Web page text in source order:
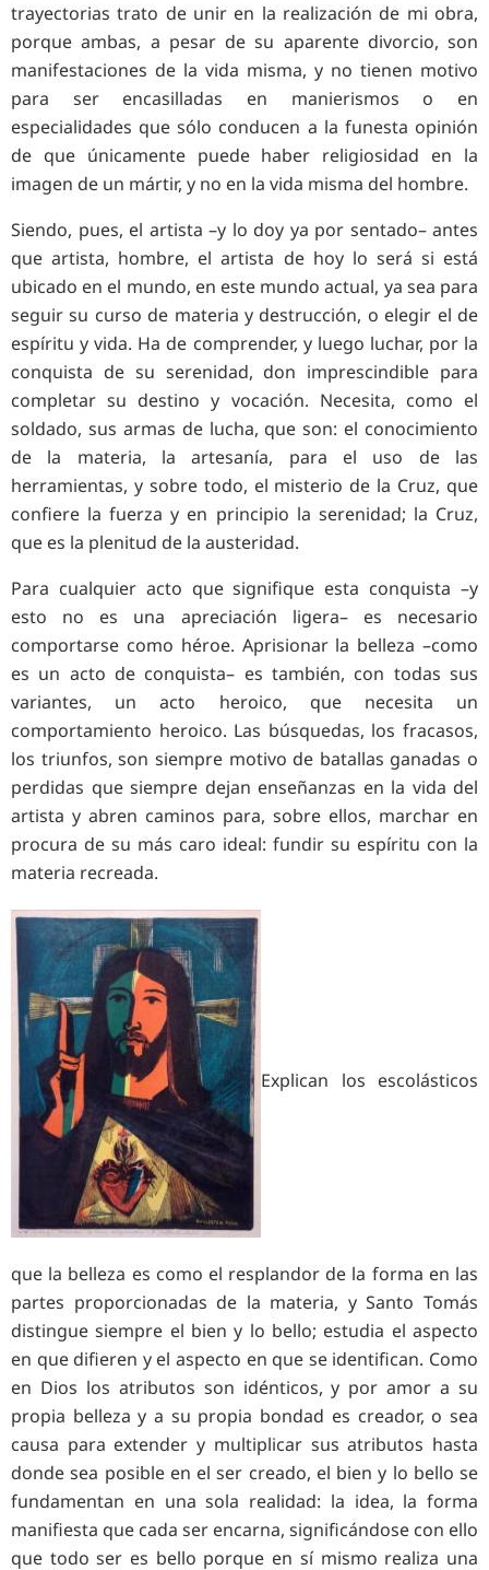
trayectorias trato de unir en la realización de mi obra,
porque ambas, a pesar de su aparente divorcio, son
manifestaciones de la vida misma, y no tienen motivo
para ser encasilladas en manierismos o en
especialidades que sólo conducen a la funesta opinión
de que únicamente puede haber religiosidad en la
imagen de un mártir, y no en la vida misma del hombre.
Siendo, pues, el artista –y lo doy ya por sentado– antes
que artista, hombre, el artista de hoy lo será si está
ubicado en el mundo, en este mundo actual, ya sea para
seguir su curso de materia y destrucción, o elegir el de
espíritu y vida. Ha de comprender, y luego luchar, por la
conquista de su serenidad, don imprescindible para
completar su destino y vocación. Necesita, como el
soldado, sus armas de lucha, que son: el conocimiento
de la materia, la artesanía, para el uso de las
herramientas, y sobre todo, el misterio de la Cruz, que
confiere la fuerza y en principio la serenidad; la Cruz,
que es la plenitud de la austeridad.
Para cualquier acto que signifique esta conquista –y
esto no es una apreciación ligera– es necesario
comportarse como héroe. Aprisionar la belleza –como
es un acto de conquista– es también, con todas sus
variantes, un acto heroico, que necesita un
comportamiento heroico. Las búsquedas, los fracasos,
los triunfos, son siempre motivo de batallas ganadas o
perdidas que siempre dejan enseñanzas en la vida del
artista y abren caminos para, sobre ellos, marchar en
procura de su más caro ideal: fundir su espíritu con la
materia recreada.
Explican los escolásticos
que la belleza es como el resplandor de la forma en las
partes proporcionadas de la materia, y Santo Tomás
distingue siempre el bien y lo bello; estudia el aspecto
en que difieren y el aspecto en que se identifican. Como
en Dios los atributos son idénticos, y por amor a su
propia belleza y a su propia bondad es creador, o sea
causa para extender y multiplicar sus atributos hasta
donde sea posible en el ser creado, el bien y lo bello se
fundamentan en una sola realidad: la idea, la forma
manifiesta que cada ser encarna, significándose con ello
que todo ser es bello porque en sí mismo realiza una